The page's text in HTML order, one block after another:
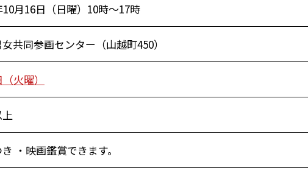
月16日（日曜）10時～17時
共同参画センター（山越町450）
火曜）
・映画鑑賞できます。